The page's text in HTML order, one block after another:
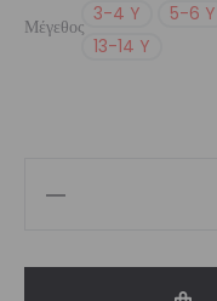
€59,00.
Μέγεθος
3-4 Y 5-6 Y
13-14 Y